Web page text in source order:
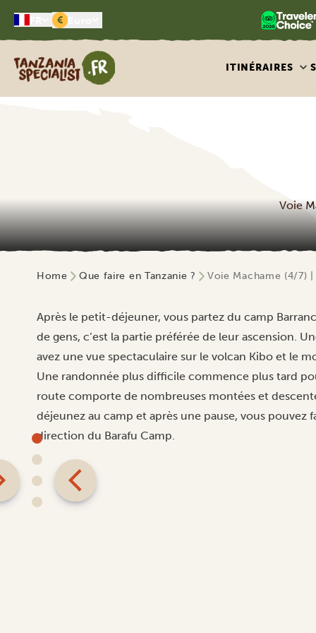
€
Tanzania Specialist
ITINÉRAIRES
Voie
Home Que faire en Tanzanie ? Voie Machame (4/7)
Après le petit-déjeuner, vous partez du camp
de gens, c’est la partie préférée de leur ascension.
avez une vue spectaculaire sur le volcan Kibo et le
Une randonnée plus difficile commence plus tard
route comporte de nombreuses montées et
déjeunez au camp et après une pause, vous pouvez
direction du Barafu Camp.